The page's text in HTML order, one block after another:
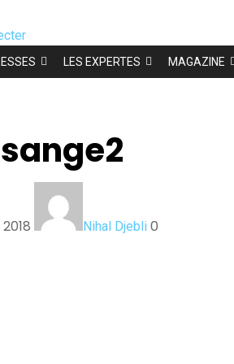
LES EXPERTES MAGAZINE
Nihal Djebli 0